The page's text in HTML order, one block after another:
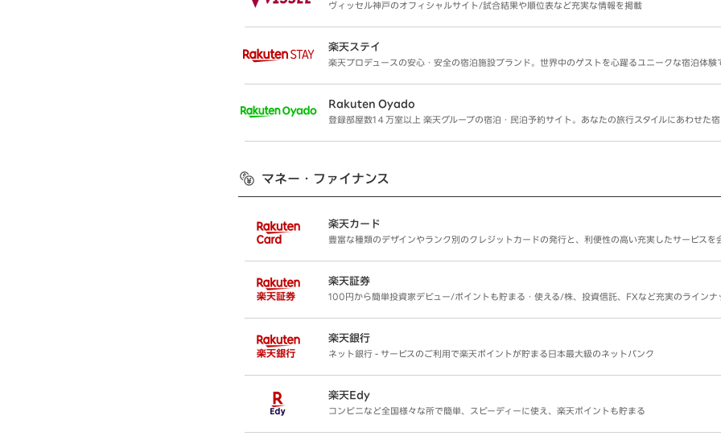
ヴィッセル神戸のオフィシャルサイト/試合結果や順位表など充実な情報を掲載
楽天ステイ
楽天プロデュースの安心・安全の宿泊施設ブランド。世界中のゲストを心躍るユニークな宿泊体験
Rakuten Oyado
登録部屋数1４万室以上 楽天グループの宿泊・民泊予約サイト。あなたの旅行スタイルにあわせた
マネー・ファイナンス
楽天カード
豊富な種類のデザインやランク別のクレジットカードの発行と、利便性の高い充実したサービスを
楽天証券
100円から簡単投資家デビュー/ポイントも貯まる・使える/株、投資信託、FXなど充実のラインナ
楽天銀行
ネット銀行 - サービスのご利用で楽天ポイントが貯まる日本最大級のネットバンク
楽天Edy
コンビニなど全国様々な所で簡単、スピーディーに使え、楽天ポイントも貯まる